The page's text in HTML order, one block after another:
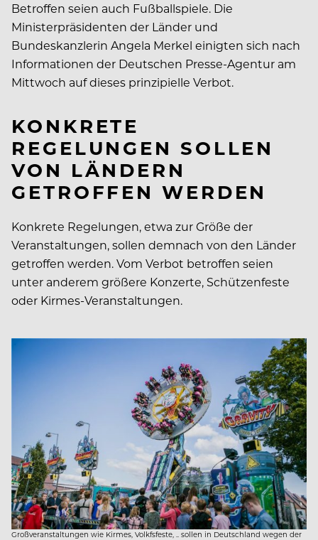
Betroffen seien auch Fußballspiele. Die
Ministerpräsidenten der Länder und
Bundeskanzlerin Angela Merkel einigten sich nach
Informationen der Deutschen Presse-Agentur am
Mittwoch auf dieses prinzipielle Verbot.
KONKRETE
REGELUNGEN SOLLEN
VON LÄNDERN
GETROFFEN WERDEN
Konkrete Regelungen, etwa zur Größe der
Veranstaltungen, sollen demnach von den Länder
getroffen werden. Vom Verbot betroffen seien
unter anderem größere Konzerte, Schützenfeste
oder Kirmes-Veranstaltungen.
Großveranstaltungen wie Kirmes, Volkfsfeste, .. sollen in Deutschland wegen der